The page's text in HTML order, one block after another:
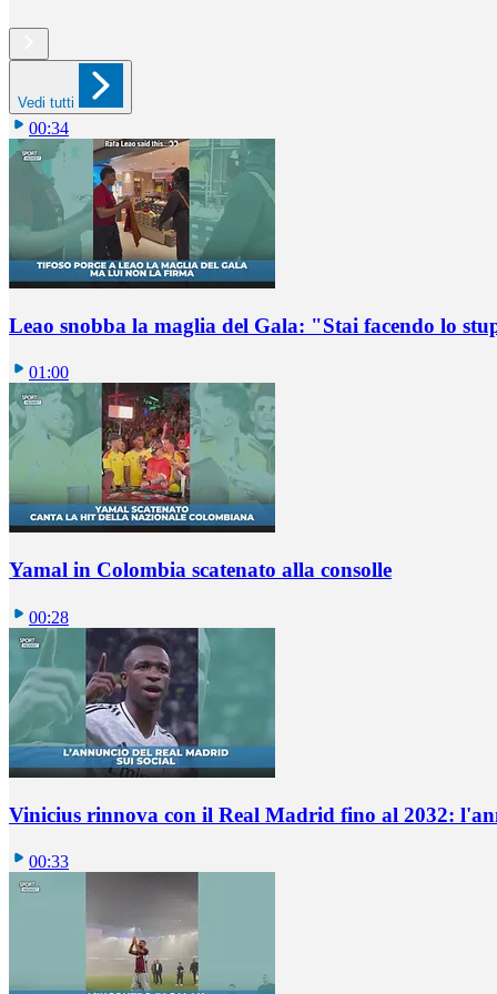
Vedi tutti
00:34
Leao snobba la maglia del Gala: "Stai facendo lo
01:00
Yamal in Colombia scatenato alla consolle
00:28
Vinicius rinnova con il Real Madrid fino al 2032:
00:33